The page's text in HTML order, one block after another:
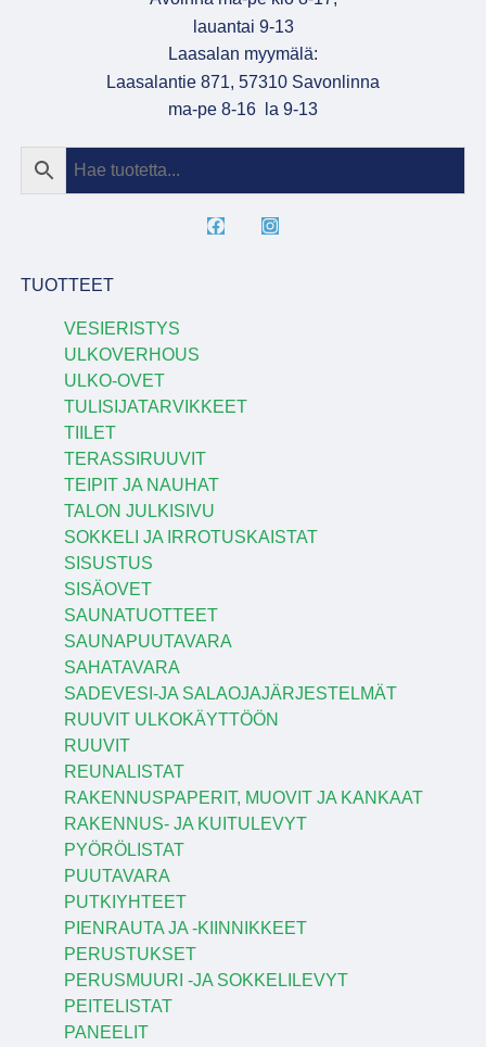
lauantai 9-13
Laasalan myymälä:
Laasalantie 871, 57310 Savonlinna
ma-pe 8-16 la 9-13
TUOTTEET
VESIERISTYS
ULKOVERHOUS
ULKO-OVET
TULISIJATARVIKKEET
TIILET
TERASSIRUUVIT
TEIPIT JA NAUHAT
TALON JULKISIVU
SOKKELI JA IRROTUSKAISTAT
SISUSTUS
SISÄOVET
SAUNATUOTTEET
SAUNAPUUTAVARA
SAHATAVARA
SADEVESI-JA SALAOJAJÄRJESTELMÄT
RUUVIT ULKOKÄYTTÖÖN
RUUVIT
REUNALISTAT
RAKENNUSPAPERIT, MUOVIT JA KANKAAT
RAKENNUS- JA KUITULEVYT
PYÖRÖLISTAT
PUUTAVARA
PUTKIYHTEET
PIENRAUTA JA -KIINNIKKEET
PERUSTUKSET
PERUSMUURI -JA SOKKELILEVYT
PEITELISTAT
PANEELIT